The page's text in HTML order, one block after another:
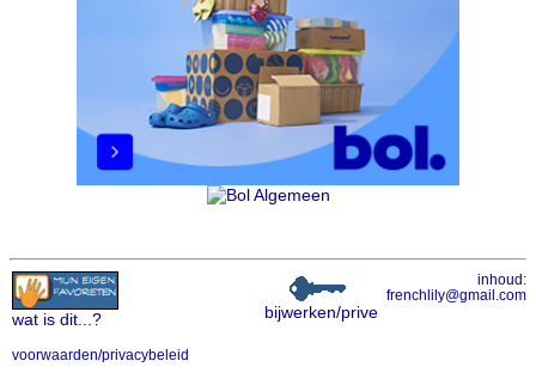
wat is dit ...?
voorwaarden/privacybeleid
bijwerken/prive
inhoud:
frenchlily@gmail.com